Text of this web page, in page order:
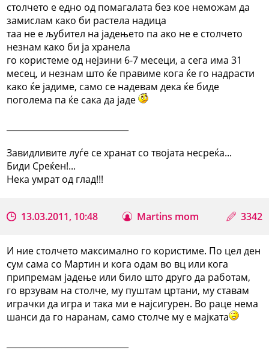
столчето е едно од помагалата без кое неможам да
замислам како би растела надица
таа не е љубител на јадењето па ако не е столчето
незнам како би ја хранела
го користеме од нејзини 6-7 месеци, а сега има 31
месец, и незнам што ќе правиме кога ќе го надрасти
како ќе јадиме, само се надевам дека ќе биде
поголема па ќе сака да јаде
Завидливите луѓе се хранат со твојата несреќа...
Биди Среќен!...
Нека умрат од глад!!!
13.03.2011, 10:48 Martins mom 3342
И ние столчето максимално го користиме. По цел ден
сум сама со Мартин и кога одам во вц или кога
припремам јадење или било што друго да работам,
го врзувам на столче, му пуштам цртани, му ставам
играчки да игра и така ми е најсигурен. Во раце нема
шанси да го наранам, само столче му е мајката